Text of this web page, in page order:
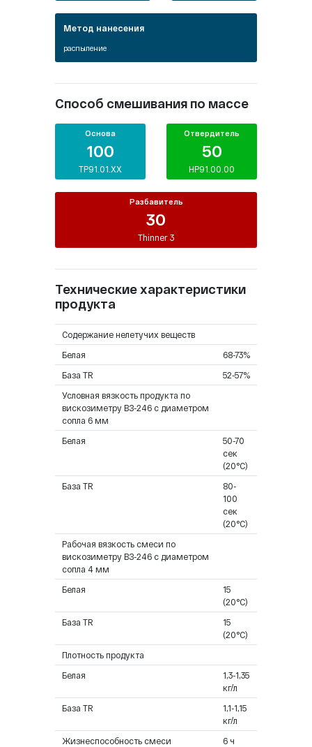
Метод нанесения
распыление
Способ смешивания по массе
Основа
100
TP91.01.XX
Отвердитель
50
HP91.00.00
Разбавитель
30
Thinner 3
Технические характеристики
продукта
Содержание нелетучих веществ
Белая 68-73%
База TR 52-57%
Условная вязкость продукта по
вискозиметру ВЗ-246 с диаметром
сопла 6 мм
Белая
50-70
сек
(20°C)
База TR
80-
100
сек
(20°C)
Рабочая вязкость смеси по
вискозиметру ВЗ-246 с диаметром
сопла 4 мм
Белая
15
(20°C)
База TR
15
(20°C)
Плотность продукта
Белая
1,3-1,35
кг/л
База TR
1,1-1,15
кг/л
Жизнеспособность смеси
6 ч